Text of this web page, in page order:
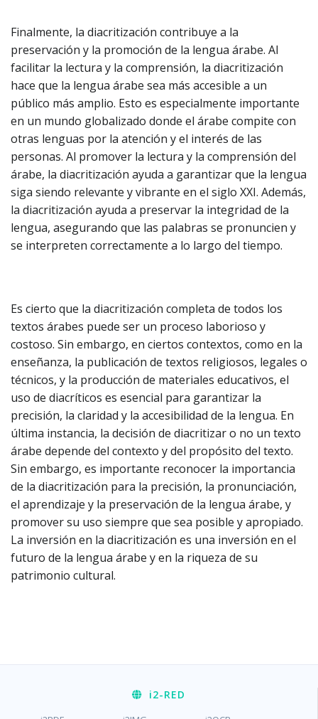
Finalmente, la diacritización contribuye a la
preservación y la promoción de la lengua árabe. Al
facilitar la lectura y la comprensión, la diacritización
hace que la lengua árabe sea más accesible a un
público más amplio. Esto es especialmente importante
en un mundo globalizado donde el árabe compite con
otras lenguas por la atención y el interés de las
personas. Al promover la lectura y la comprensión del
árabe, la diacritización ayuda a garantizar que la lengua
siga siendo relevante y vibrante en el siglo XXI. Además,
la diacritización ayuda a preservar la integridad de la
lengua, asegurando que las palabras se pronuncien y
se interpreten correctamente a lo largo del tiempo.
Es cierto que la diacritización completa de todos los
textos árabes puede ser un proceso laborioso y
costoso. Sin embargo, en ciertos contextos, como en la
enseñanza, la publicación de textos religiosos, legales o
técnicos, y la producción de materiales educativos, el
uso de diacríticos es esencial para garantizar la
precisión, la claridad y la accesibilidad de la lengua. En
última instancia, la decisión de diacritizar o no un texto
árabe depende del contexto y del propósito del texto.
Sin embargo, es importante reconocer la importancia
de la diacritización para la precisión, la pronunciación,
el aprendizaje y la preservación de la lengua árabe, y
promover su uso siempre que sea posible y apropiado.
La inversión en la diacritización es una inversión en el
futuro de la lengua árabe y en la riqueza de su
patrimonio cultural.
i2-RED